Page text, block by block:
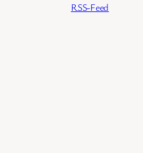
RSS-Feed